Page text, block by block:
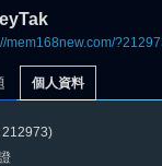
mem168new.com/
個人資料